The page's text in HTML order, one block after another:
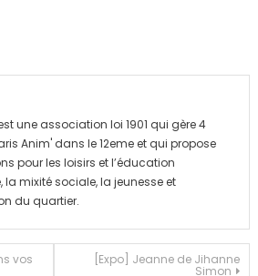
est une association loi 1901 qui gère 4
Anim' dans le 12eme et qui propose
pour les loisirs et l’éducation
la mixité sociale, la jeunesse et
du quartier.
vos
[Expo] Jeanne de Jihanne
Simon